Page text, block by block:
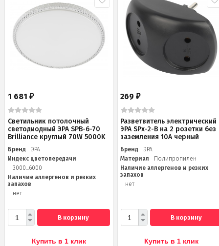
1 681 ₽
Светильник потолочный
светодиодный ЭРА SPB-6-70
Brilliance круглый 70W 5000K
Бренд
ЭРА
Индекс цветопередачи
3000...6000
Наличие аллергенов и резких
запахов
нет
В корзину
Купить в 1 клик
269₽
Разветвитель электрический
ЭРА SPx-2-B на 2 розетки без
заземления 10А черный
Бренд
ЭРА
Материал
Полипропилен
Наличие аллергенов и резких
запахов
нет
В корзину
Купить в 1 клик